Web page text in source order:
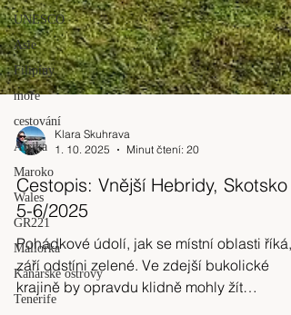
UNESCO
Asie
Filipíny
moře
cestování
Afrika
Maroko
Wales
GR221
Mallorka
Kanárské ostrovy
Tenerife
1. 10. 2025
Minut čtení: 20
Cestopis: Vnější Hebridy, Skotsko
5-6/2025
Pohádkové údolí, jak se místní oblasti říká,
září odstíni zelené. Ve zdejší bukolické